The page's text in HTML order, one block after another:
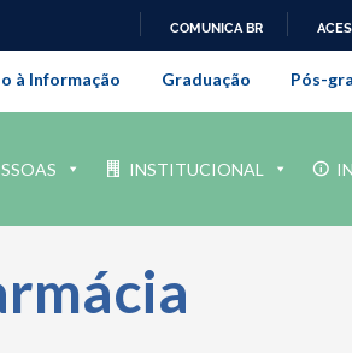
PARA
O
COMUNICA BR
Universidade
à Informação Graduação Pós-
INSTITUCIONAL